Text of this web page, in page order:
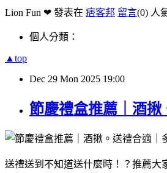
Lion Fun ❤ 發表在 痞客邦 留言(0) 人
個人分類：
▲top
Dec 29 Mon 2025 19:00
節慶禮盒推薦｜酒
送禮送到不知道送什麼時！？推薦大